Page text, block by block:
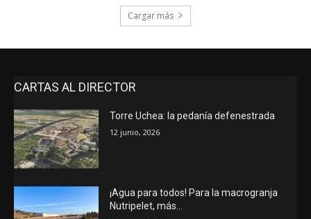
Cargar más
CARTAS AL DIRECTOR
Torre Uchea: la pedanía defenestrada
12 junio, 2026
¡Agua para todos! Para la macrogranja
Nutripelet, más…